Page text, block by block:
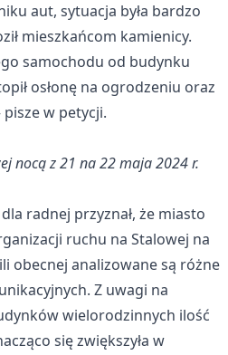
aut, sytuacja była bardzo
mieszkańcom kamienicy.
samochodu od budynku
osłonę na ogrodzeniu oraz
w petycji.
nocą z 21 na 22 maja 2024 r.
radnej przyznał, że miasto
ruchu na Stalowej na
obecnej analizowane są różne
Z uwagi na
wielorodzinnych ilość
się zwiększyła w